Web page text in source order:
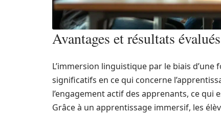
Avantages et résultats
L’immersion linguistique par le biais
significatifs en ce qui concerne
l’engagement actif des apprenants, ce
Grâce à un apprentissage immersif, les